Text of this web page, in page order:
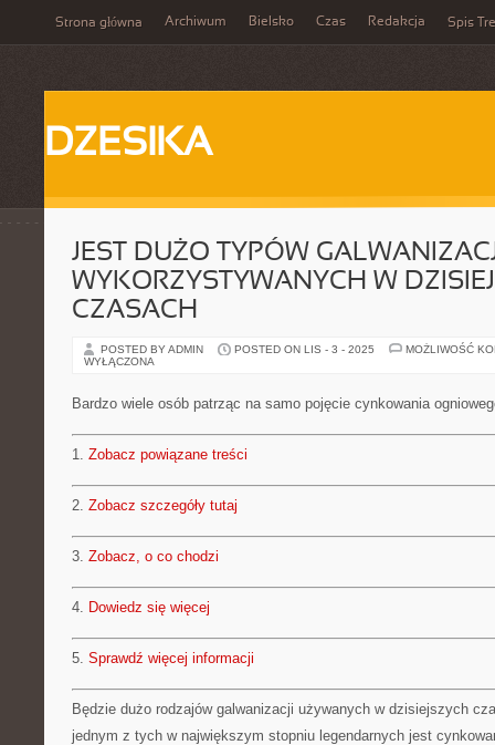
Strona główna Archiwum Bielsko Czas Redakcja Spis
DZESIKA
JEST DUŻO TYPÓW
WYKORZYSTYWANYCH W
CZASACH
POSTED BY ADMIN POSTED ON LIS - 3 - 2025
MOŻLIWOŚĆ
WYŁĄCZONA
Bardzo wiele osób patrząc na samo pojęcie cynkowania
1. Zobacz powiązane treści
2. Zobacz szczegóły tutaj
3. Zobacz, o co chodzi
4. Dowiedz się więcej
5. Sprawdź więcej informacji
Będzie dużo rodzajów galwanizacji używanych w dzisiejszych
jednym z tych w największym stopniu legendarnych jest